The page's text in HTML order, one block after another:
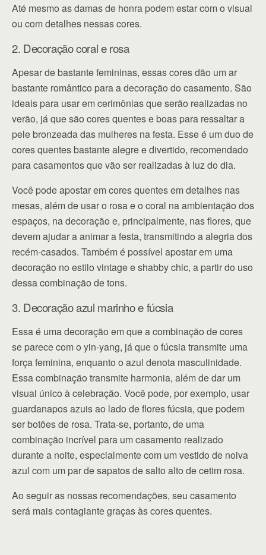
Até mesmo as damas de honra podem estar com o visual
ou com detalhes nessas cores.
2. Decoração coral e rosa
Apesar de bastante femininas, essas cores dão um ar
bastante romântico para a decoração do casamento. São
ideais para usar em cerimônias que serão realizadas no
verão, já que são cores quentes e boas para ressaltar a
pele bronzeada das mulheres na festa. Esse é um duo de
cores quentes bastante alegre e divertido, recomendado
para casamentos que vão ser realizadas à luz do dia.
Você pode apostar em cores quentes em detalhes nas
mesas, além de usar o rosa e o coral na ambientação dos
espaços, na decoração e, principalmente, nas flores, que
devem ajudar a animar a festa, transmitindo a alegria dos
recém-casados. Também é possível apostar em uma
decoração no estilo vintage e shabby chic, a partir do uso
dessa combinação de tons.
3. Decoração azul marinho e fúcsia
Essa é uma decoração em que a combinação de cores
se parece com o yin-yang, já que o fúcsia transmite uma
força feminina, enquanto o azul denota masculinidade.
Essa combinação transmite harmonia, além de dar um
visual único à celebração. Você pode, por exemplo, usar
guardanapos azuis ao lado de flores fúcsia, que podem
ser botões de rosa. Trata-se, portanto, de uma
combinação incrível para um casamento realizado
durante a noite, especialmente com um vestido de noiva
azul com um par de sapatos de salto alto de cetim rosa.
Ao seguir as nossas recomendações, seu casamento
será mais contagiante graças às cores quentes.